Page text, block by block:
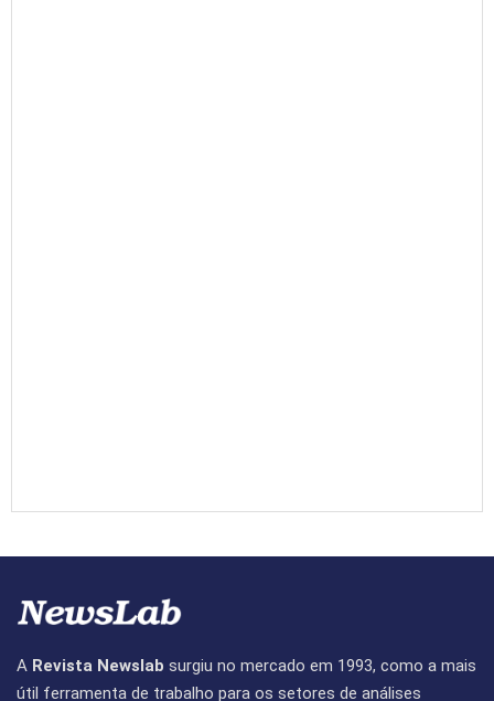
A Revista Newslab surgiu no mercado em 1993, como a mais
útil ferramenta de trabalho para os setores de análises